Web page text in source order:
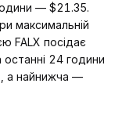
— $21.35.
максимальній
FALX посідає
24 години
а найнижча —